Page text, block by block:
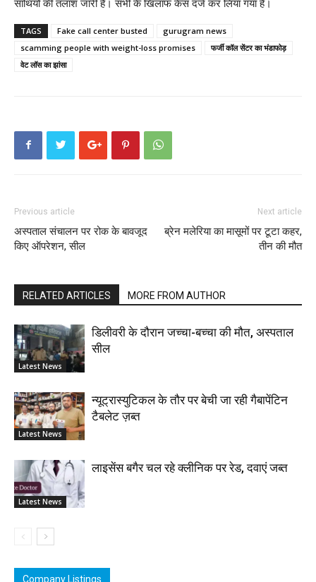
साथियों की तलाश जारी है। सभी के खिलाफ केस दर्ज कर लिया गया है।
TAGS Fake call center busted
gurugram news
scamming people with weight-loss promises
फर्जी कॉल सेंटर का भंडाफोड़
वेट लॉस का झांसा
Previous article
अस्पताल संचालन पर रोक के बावजूद
किए ऑपरेशन, सील
Next article
ब्रेन मलेरिया का मासूमों पर टूटा कहर,
तीन की मौत
RELATED ARTICLES MORE FROM AUTHOR
Latest News
डिलीवरी के दौरान जच्चा-बच्चा की मौत, अस्पताल
सील
Latest News
न्यूट्रास्युटिकल के तौर पर बेची जा रही गैबापेंटिन
टैबलेट ज़ब्त
Latest News
लाइसेंस बगैर चल रहे क्लीनिक पर रेड, दवाएं जब्त
Company Listings